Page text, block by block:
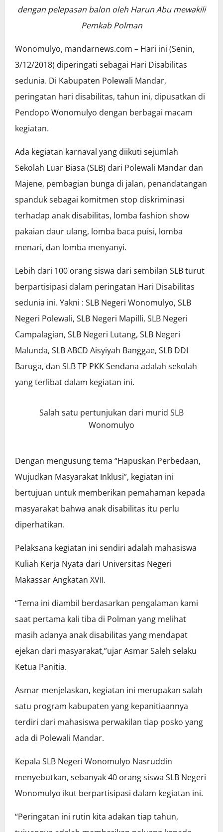
dengan pelepasan balon oleh Harun Abu mewakili
Pemkab Polman
Wonomulyo, mandarnews.com – Hari ini (Senin,
3/12/2018) diperingati sebagai Hari Disabilitas
sedunia. Di Kabupaten Polewali Mandar,
peringatan hari disabilitas, tahun ini, dipusatkan di
Pendopo Wonomulyo dengan berbagai macam
kegiatan.
Ada kegiatan karnaval yang diikuti sejumlah
Sekolah Luar Biasa (SLB) dari Polewali Mandar dan
Majene, pembagian bunga di jalan, penandatangan
spanduk sebagai komitmen stop diskriminasi
terhadap anak disabilitas, lomba fashion show
pakaian daur ulang, lomba baca puisi, lomba
menari, dan lomba menyanyi.
Lebih dari 100 orang siswa dari sembilan SLB turut
berpartisipasi dalam peringatan Hari Disabilitas
sedunia ini. Yakni : SLB Negeri Wonomulyo, SLB
Negeri Polewali, SLB Negeri Mapilli, SLB Negeri
Campalagian, SLB Negeri Lutang, SLB Negeri
Malunda, SLB ABCD Aisyiyah Banggae, SLB DDI
Baruga, dan SLB TP PKK Sendana adalah sekolah
yang terlibat dalam kegiatan ini.
Salah satu pertunjukan dari murid SLB
Wonomulyo
Dengan mengusung tema “Hapuskan Perbedaan,
Wujudkan Masyarakat Inklusi”, kegiatan ini
bertujuan untuk memberikan pemahaman kepada
masyarakat bahwa anak disabilitas itu perlu
diperhatikan.
Pelaksana kegiatan ini sendiri adalah mahasiswa
Kuliah Kerja Nyata dari Universitas Negeri
Makassar Angkatan XVII.
“Tema ini diambil berdasarkan pengalaman kami
saat pertama kali tiba di Polman yang melihat
masih adanya anak disabilitas yang mendapat
ejekan dari masyarakat,”ujar Asmar Saleh selaku
Ketua Panitia.
Asmar menjelaskan, kegiatan ini merupakan salah
satu program kabupaten yang kepanitiaannya
terdiri dari mahasiswa perwakilan tiap posko yang
ada di Polewali Mandar.
Kepala SLB Negeri Wonomulyo Nasruddin
menyebutkan, sebanyak 40 orang siswa SLB Negeri
Wonomulyo ikut berpartisipasi dalam kegiatan ini.
“Peringatan ini rutin kita adakan tiap tahun,